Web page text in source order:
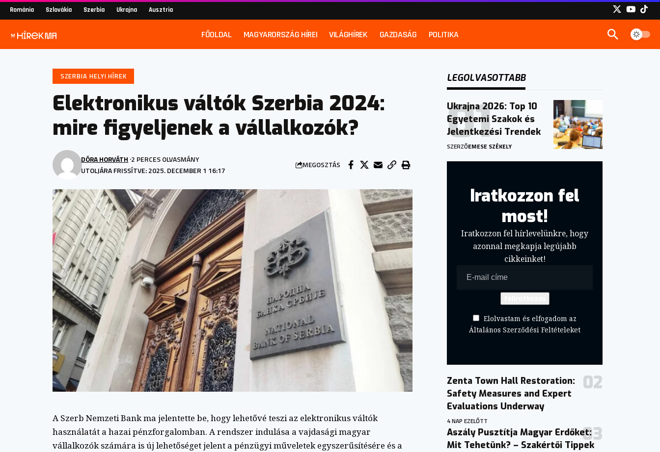
Románia Szlovákia Szerbia Ukrajna Ausztria
FŐOLDAL MAGYARORSZÁG HÍREI VILÁGHÍREK GAZDASÁG POLITIKA
SZERBIA HELYI HÍREK
Elektronikus váltók Szerbia 2024:
mire figyeljenek a vállalkozók?
UTOLJÁRA FRISSÍTVE: 2025. DECEMBER 1 16:17
DÓRA HORVÁTH 2 PERCES OLVASMÁNY
MEGOSZTÁS
A Szerb Nemzeti Bank ma jelentette be, hogy lehetővé teszi az elektronikus váltók
használatát a hazai pénzforgalomban. A rendszer indulása a vajdasági magyar
vállalkozók számára is új lehetőséget jelent a pénzügyi műveletek egyszerűsítésére és a
LEGOLVASOTTABB
Ukrajna 2026: Top 10
Egyetemi Szakok és
Jelentkezési Trendek
SZERZŐEMESE SZÉKELY
Iratkozzon fel
most!
Iratkozzon fel hírlevelünkre, hogy
azonnal megkapja legújabb
cikkeinket!
Elolvastam és elfogadom az
Általános Szerződési Feltételeket
Zenta Town Hall Restoration:
Safety Measures and Expert
Evaluations Underway
4 NAP EZELŐTT
Aszály Pusztítja Magyar Erdőket:
Mit Tehetünk? – Szakértői Tippek